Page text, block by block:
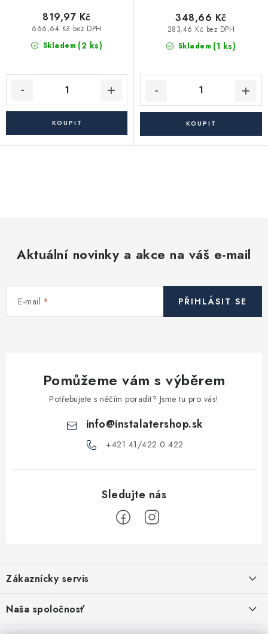
Skladem (2 ks)
666,64 Kč bez DPH
819,97 Kč
Skladem (1 ks)
283,46 Kč bez DPH
348,66 Kč
í
r
Aktuální novinky a akce na váš e-mail
E-mail PŘIHLÁSIT SE
Pomůžeme vám s výběrem
Potřebujete s něčím poradit? Jsme tu pro vás!
info@instalatershop.sk
+421 41/422 0 422
p
a
t
Zákaznícky servis
Kontakty
Poštovné a doprava
Naša spoločnosť